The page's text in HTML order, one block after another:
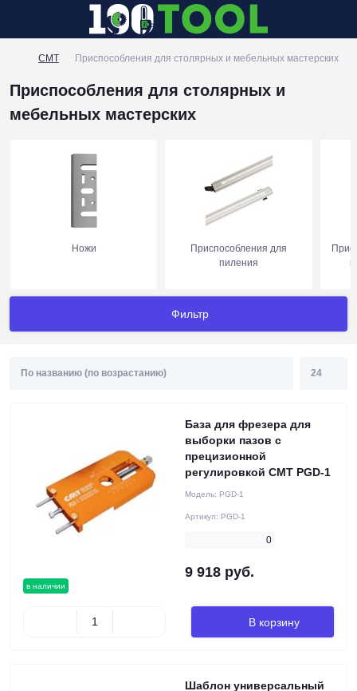
CMT Приспособления для столярных и мебельных мастерских
Приспособления для столярных и
мебельных мастерских
Ножи
Приспособления для
пиления
Фильтр
в наличии
База для фрезера для
выборки пазов с
прецизионной
регулировкой CMT PGD-1
Модель: PGD-1
Артикул: PGD-1
0
9 918 руб.
В корзину
Шаблон универсальный